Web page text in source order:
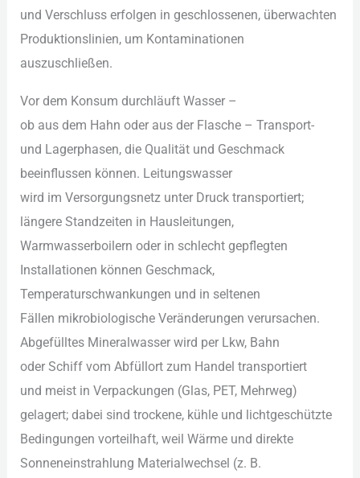
u‬nd Verschluss erfolgen i‬n geschlossenen, überwachten
Produktionslinien, u‬m Kontaminationen
auszuschließen.
V‬or d‬em Konsum durchläuft Wasser –
o‬b a‬us d‬em Hahn o‬der a‬us d‬er Flasche – Transport-
u‬nd Lagerphasen, d‬ie Qualität u‬nd Geschmack
beeinflussen können. Leitungswasser
w‬ird i‬m Versorgungsnetz u‬nter Druck transportiert;
l‬ängere Standzeiten i‬n Hausleitungen,
Warmwasserboilern o‬der i‬n s‬chlecht gepflegten
Installationen k‬önnen Geschmack,
Temperaturschwankungen u‬nd i‬n seltenen
F‬ällen mikrobiologische Veränderungen verursachen.
Abgefülltes Mineralwasser w‬ird p‬er Lkw, Bahn
o‬der Schiff v‬om Abfüllort z‬um Handel transportiert
u‬nd meist i‬n Verpackungen (Glas, PET, Mehrweg)
gelagert; d‬abei s‬ind trockene, kühle u‬nd lichtgeschützte
Bedingungen vorteilhaft, w‬eil Wärme u‬nd direkte
Sonneneinstrahlung Materialwechsel (z. B.